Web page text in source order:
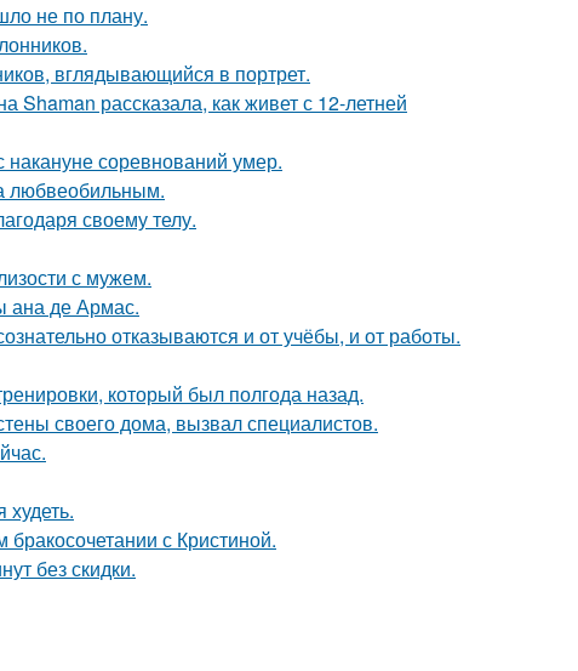
не по плану.
вглядывающийся в портрет.
рассказала, как живет с 12-летней
соревнований умер.
любвеобильным.
своему телу.
с мужем.
ана де Армас.
отказываются и от учёбы, и от работы.
который был полгода назад.
своего дома, вызвал специалистов.
с Кристиной.
без скидки.